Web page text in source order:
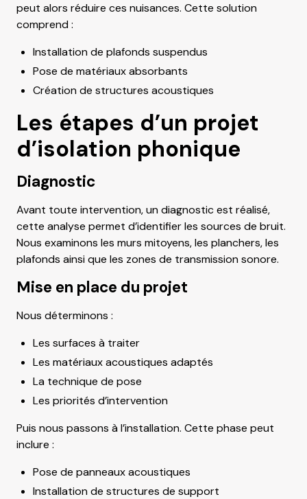
peut alors réduire ces nuisances. Cette solution
comprend :
Installation de plafonds suspendus
Pose de matériaux absorbants
Création de structures acoustiques
Les étapes d’un projet
d’isolation phonique
Diagnostic
Avant toute intervention, un diagnostic est réalisé,
cette analyse permet d’identifier les sources de bruit.
Nous examinons les murs mitoyens, les planchers, les
plafonds ainsi que les zones de transmission sonore.
Mise en place du projet
Nous déterminons :
Les surfaces à traiter
Les matériaux acoustiques adaptés
La technique de pose
Les priorités d’intervention
Puis nous passons à l’installation. Cette phase peut
inclure :
Pose de panneaux acoustiques
Installation de structures de support